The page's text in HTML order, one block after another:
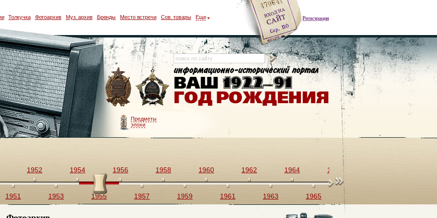
Регистрация
Толкучка Фотоархив Муз. архив Бренды Место встречи Сов. товары Еще
Предметы
эпохи
1951
1952
1953
1954
1955
1956
1957
1958
1959
1960
1961
1962
1963
1964
1965
1966